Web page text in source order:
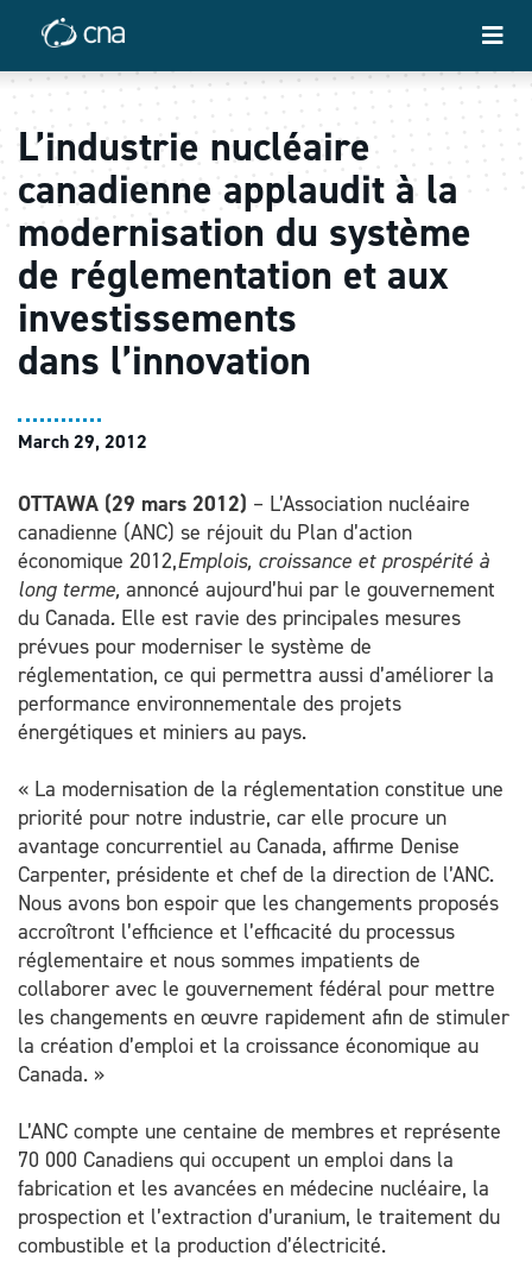
L’industrie nucléaire
canadienne applaudit à la
modernisation du système
de réglementation et aux
investissements
dans l’innovation
March 29, 2012
OTTAWA (29 mars 2012) – L’Association nucléaire
canadienne (ANC) se réjouit du Plan d’action
économique 2012,Emplois, croissance et prospérité à
long terme, annoncé aujourd’hui par le gouvernement
du Canada. Elle est ravie des principales mesures
prévues pour moderniser le système de
réglementation, ce qui permettra aussi d’améliorer la
performance environnementale des projets
énergétiques et miniers au pays.
« La modernisation de la réglementation constitue une
priorité pour notre industrie, car elle procure un
avantage concurrentiel au Canada, affirme Denise
Carpenter, présidente et chef de la direction de l’ANC.
Nous avons bon espoir que les changements proposés
accroîtront l’efficience et l’efficacité du processus
réglementaire et nous sommes impatients de
collaborer avec le gouvernement fédéral pour mettre
les changements en œuvre rapidement afin de stimuler
la création d’emploi et la croissance économique au
Canada. »
L’ANC compte une centaine de membres et représente
70 000 Canadiens qui occupent un emploi dans la
fabrication et les avancées en médecine nucléaire, la
prospection et l’extraction d’uranium, le traitement du
combustible et la production d’électricité.